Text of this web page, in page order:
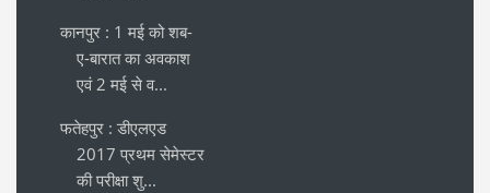
कानपुर : 1 मई को शब-
ए-बारात का अवकाश
एवं 2 मई से व...
फतेहपुर : डीएलएड
2017 प्रथम सेमेस्टर
की परीक्षा शु...